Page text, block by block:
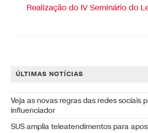
Realização do IV Seminário do
ÚLTIMAS NOTÍCIAS
Veja as novas regras das redes sociais
influenciador
SUS amplia teleatendimentos para